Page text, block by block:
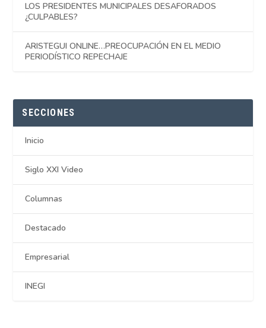
LOS PRESIDENTES MUNICIPALES DESAFORADOS
¿CULPABLES?
ARISTEGUI ONLINE…PREOCUPACIÓN EN EL MEDIO
PERIODÍSTICO REPECHAJE
SECCIONES
Inicio
Siglo XXI Video
Columnas
Destacado
Empresarial
INEGI